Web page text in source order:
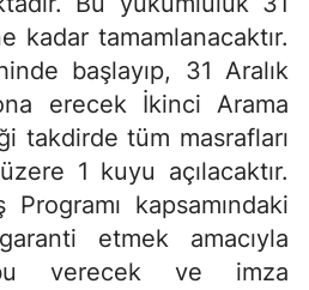
kadar tamamlanacaktır.
başlayıp, 31 Aralık
erecek İkinci Arama
takdirde tüm masrafları
1 kuyu açılacaktır.
kapsamındaki
etmek amacıyla
verecek ve imza